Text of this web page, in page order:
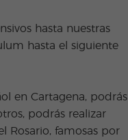
hasta nuestras
hasta el siguiente
en Cartagena, podrás
podrás realizar
Rosario, famosas por